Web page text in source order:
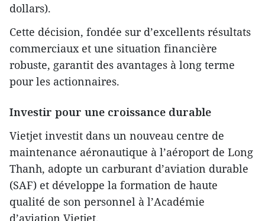
dollars).
Cette décision, fondée sur d’excellents résultats
commerciaux et une situation financière
robuste, garantit des avantages à long terme
pour les actionnaires.
Investir pour une croissance durable
Vietjet investit dans un nouveau centre de
maintenance aéronautique à l’aéroport de Long
Thanh, adopte un carburant d’aviation durable
(SAF) et développe la formation de haute
qualité de son personnel à l’Académie
d’aviation Vietjet.